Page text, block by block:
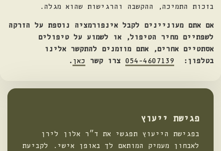
בזכות התמיכה, ההקשבה והרגישות שהוא מגלה.
אם אתם מעוניינים לקבל אינפורמציה נוספת על הזרקה
לשפתיים מחיר הטיפול, או לשמוע על טיפולים
אסתטיים אחרים, אתם מוזמנים להתקשר אלינו
בטלפון: 054-4607139 צרו קשר כאן .
פגישת ייעוץ
בפגישת הייעוץ תפגשי את ד״ר אלון לירן
לאבחון מעמיק המותאם לך באופן אישי. לקביעת